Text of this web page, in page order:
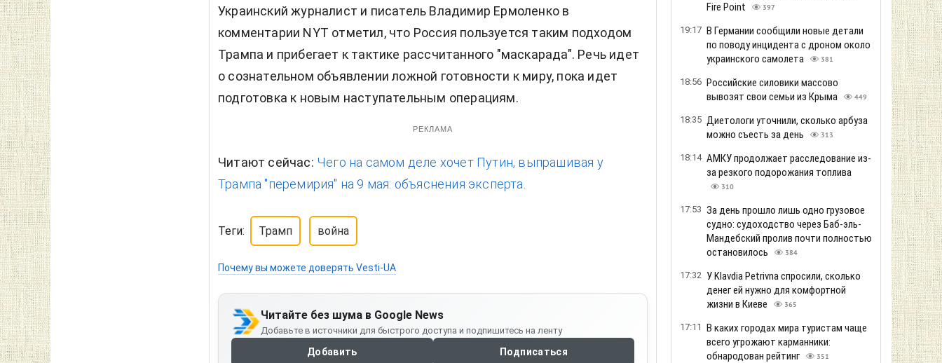
Украинский журналист и писатель Владимир Ермоленко в
комментарии NYT отметил, что Россия пользуется таким подходом
Трампа и прибегает к тактике рассчитанного "маскарада". Речь идет
о сознательном объявлении ложной готовности к миру, пока идет
подготовка к новым наступательным операциям.
РЕКЛАМА
Читают сейчас: Чего на самом деле хочет Путин, выпрашивая у
Трампа "перемирия" на 9 мая: объяснения эксперта.
Теги: Трамп война
Почему вы можете доверять Vesti-UA
Читайте без шума в Google News
Добавьте в источники для быстрого доступа и подпишитесь на ленту
Добавить Подписаться
Fire Point
397
19:17 В Германии сообщили новые детали
по поводу инцидента с дроном около
украинского самолета
381
18:56 Российские силовики массово
вывозят свои семьи из Крыма
449
18:35 Диетологи уточнили, сколько арбуза
можно съесть за день
313
18:14 АМКУ продолжает расследование из-
за резкого подорожания топлива
310
17:53 За день прошло лишь одно грузовое
судно: судоходство через Баб-эль-
Мандебский пролив почти полностью
остановилось
384
17:32 У Klavdia Petrivna спросили, сколько
денег ей нужно для комфортной
жизни в Киеве
365
17:11 В каких городах мира туристам чаще
всего угрожают карманники:
обнародован рейтинг
351